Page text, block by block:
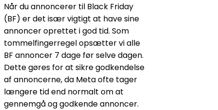
Når du annoncerer til Black Friday
(BF) er det især vigtigt at have sine
annoncer oprettet i god tid. Som
tommelfingerregel opsætter vi alle
BF annoncer 7 dage før selve dagen.
Dette gøres for at sikre godkendelse
af annoncerne, da Meta ofte tager
længere tid end normalt om at
gennemgå og godkende annoncer.